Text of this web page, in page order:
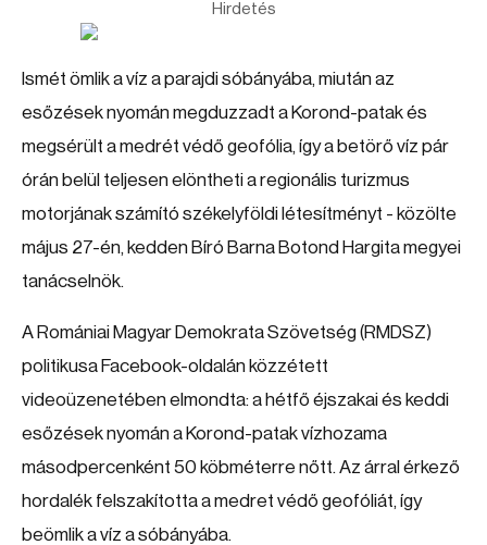
Hirdetés
Ismét ömlik a víz a parajdi sóbányába, miután az
esőzések nyomán megduzzadt a Korond-patak és
megsérült a medrét védő geofólia, így a betörő víz pár
órán belül teljesen elöntheti a regionális turizmus
motorjának számító székelyföldi létesítményt - közölte
május 27-én, kedden Bíró Barna Botond Hargita megyei
tanácselnök.
A Romániai Magyar Demokrata Szövetség (RMDSZ)
politikusa Facebook-oldalán közzétett
videoüzenetében elmondta: a hétfő éjszakai és keddi
esőzések nyomán a Korond-patak vízhozama
másodpercenként 50 köbméterre nőtt. Az árral érkező
hordalék felszakította a medret védő geofóliát, így
beömlik a víz a sóbányába.